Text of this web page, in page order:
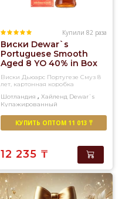
Купили 82 раза
Виски Dewar`s
Portuguese Smooth
Aged 8 YO 40% in Box
(0,7L)
Виски Дьюарс Португезе Смуз 8
лет, картонная коробка
Шотландия , Хайленд Dewar`s
Купажированный
КУПИТЬ ОПТОМ 11 013 ₸
12 235 ₸